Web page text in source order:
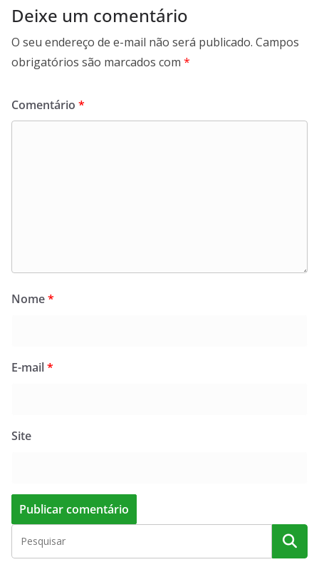
Deixe um comentário
O seu endereço de e-mail não será publicado. Campos
obrigatórios são marcados com *
Comentário *
Nome*
E-mail*
Site